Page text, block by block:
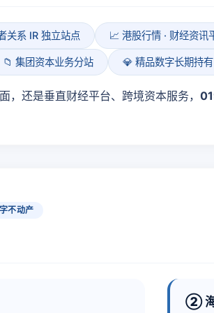
关系 IR 独立站点 📈 港股行情 · 财经资讯
📁 集团资本业务分站 💎 精品数字长期持
，还是垂直财经平台、跨境资本服务，
不动产
② 海